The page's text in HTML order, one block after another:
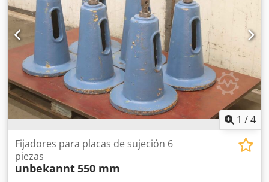
1 /4
Fijadores para placas de sujeción 6
piezas
unbekannt550 mm